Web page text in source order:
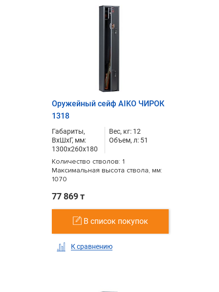
Оружейный сейф AIKO ЧИРОК
1318
Габариты,
ВxШxГ, мм:
1300x260x180
Вес, кг: 12
Объем, л: 51
Количество стволов: 1
Максимальная высота ствола, мм:
1070
77 869 т
В список покупок
К сравнению